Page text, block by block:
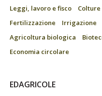
Leggi, lavoro e fisco
Colture
Fertilizzazione
Irrigazione
Agricoltura biologica
Economia circolare
EDAGRICOLE